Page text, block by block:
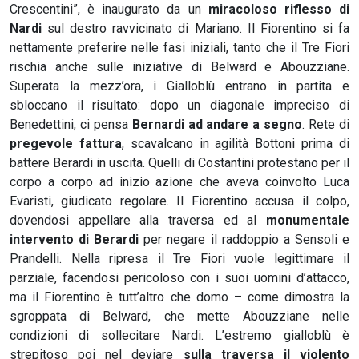
Crescentini”, è inaugurato da un miracoloso riflesso di
Nardi sul destro ravvicinato di Mariano. Il Fiorentino si fa
nettamente preferire nelle fasi iniziali, tanto che il Tre Fiori
rischia anche sulle iniziative di Belward e Abouzziane.
Superata la mezz’ora, i Gialloblù entrano in partita e
sbloccano il risultato: dopo un diagonale impreciso di
Benedettini, ci pensa Bernardi ad andare a segno. Rete di
pregevole fattura, scavalcano in agilità Bottoni prima di
battere Berardi in uscita. Quelli di Costantini protestano per il
corpo a corpo ad inizio azione che aveva coinvolto Luca
Evaristi, giudicato regolare. Il Fiorentino accusa il colpo,
dovendosi appellare alla traversa ed al monumentale
intervento di Berardi per negare il raddoppio a Sensoli e
Prandelli. Nella ripresa il Tre Fiori vuole legittimare il
parziale, facendosi pericoloso con i suoi uomini d’attacco,
ma il Fiorentino è tutt’altro che domo – come dimostra la
sgroppata di Belward, che mette Abouzziane nelle
condizioni di sollecitare Nardi. L’estremo gialloblù è
strepitoso poi nel deviare sulla traversa il violento